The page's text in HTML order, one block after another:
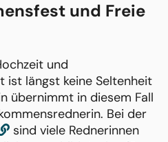
und Freie
und
ist längst keine Seltenheit
übernimmt in diesem Fall
Bei der
sind viele Rednerinnen